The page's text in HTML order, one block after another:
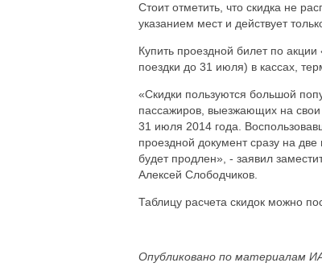
Стоит отметить, что скидка не
указанием мест и действует
Купить проездной билет по
поездки до 31 июля) в кассах,
«Скидки пользуются большой
пассажиров, выезжающих на
31 июля 2014 года.
проездной документ сразу на
будет продлен», - заявил
Алексей Слободчиков.
Таблицу расчета скидок можно
Опубликовано по материалам